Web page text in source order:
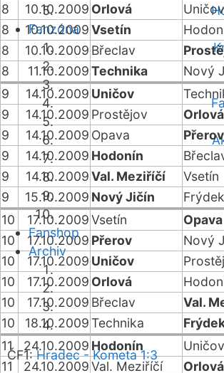
Fanzóna
Fanshop
Archiv
ČF1:Hradec - Kometa 1:3
8
10.10.2009 Orlová Uničov
8
10.10.2009Vsetín
8
10.10.2009 Břeclav
8
11.10.2009Technika Nový
9
14.10.2009 Uničov
9
14.10.2009 Prostějov Orlová
9
14.10.2009 Opava Přerov
9
14.10.2009 Hodonín
9
14.10.2009Val. Meziříčí Vsetín
9
15.10.2009 Nový Jičín
10
17.10.2009Vsetín Opava
10
17.10.2009 Přerov Nový
10
17.10.2009 Uničov
10
17.10.2009 Orlová
10
17.10.2009 Břeclav Val.
10
18.10.2009Technika
11
24.10.2009 Hodonín Uničov
11
24.10.2009Val. Meziříčí Orlová